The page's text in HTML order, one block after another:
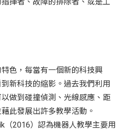
色，每當有一個新的科技興
新科技的縮影。過去我們利用
做到碰撞偵測、光線感應、距
此發展出許多教學活動。
（2016）認為機器人教學主要用